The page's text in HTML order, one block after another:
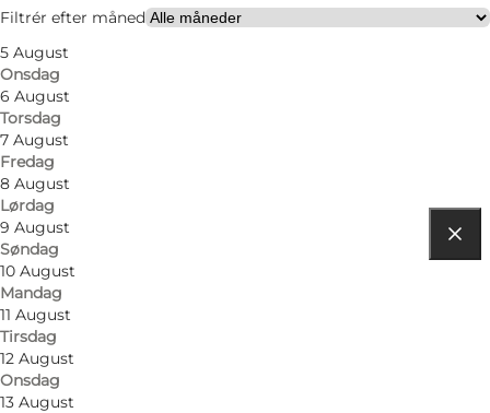
Filtrér efter måned
5 August
Onsdag
6 August
Torsdag
7 August
Fredag
8 August
Lørdag
9 August
Søndag
10 August
Mandag
11 August
Tirsdag
12 August
Onsdag
13 August
Venner, Min partner, Mig selv
Find vej
Havnen Søby
5985 Søby Ærø